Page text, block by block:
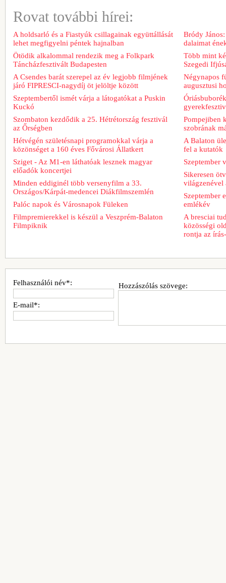
Rovat további hírei:
A holdsarló és a Fiastyúk csillagainak együttállását
lehet megfigyelni péntek hajnalban
Ötödik alkalommal rendezik meg a Folkpark
Táncházfesztivált Budapesten
A Csendes barát szerepel az év legjobb filmjének
járó FIPRESCI-nagydíj öt jelöltje között
Szeptembertől ismét várja a látogatókat a Puskin
Kuckó
Szombaton kezdődik a 25. Hétrétország fesztivál
az Őrségben
Hétvégén születésnapi programokkal várja a
közönséget a 160 éves Fővárosi Állatkert
Sziget - Az M1-en láthatóak lesznek magyar
előadók koncertjei
Minden eddiginél több versenyfilm a 33.
Országos/Kárpát-medencei Diákfilmszemlén
Palóc napok és Városnapok Füleken
Filmpremierekkel is készül a Veszprém-Balaton
Filmpiknik
Bródy
dalaimat
Több mint
Szegedi
Négynapos
augusztusi
Pompejiben
szobrának
A Balaton
fel a kutatók
Szeptember
Sikeresen
világzenével
Szeptember
emlékév
A bresciai
közösségi
rontja az
Hozzászólás szövege:
Felhasználói név*:
E-mail*: